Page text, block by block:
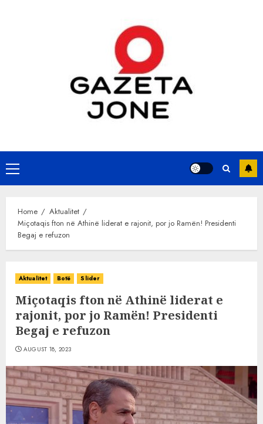
Primary
Menu
Home
Aktualitet
Miçotaqis fton në Athinë liderat e rajonit, por jo Ramën! Presidenti
Begaj e refuzon
Aktualitet Botë Slider
Miçotaqis fton në Athinë liderat e
rajonit, por jo Ramën! Presidenti
Begaj e refuzon
AUGUST 18, 2023